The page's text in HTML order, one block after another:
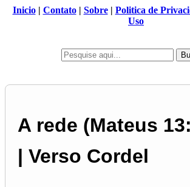
Inicio| Contato| Sobre| Politica de
Uso
A rede (Mateus
| Verso Cordel